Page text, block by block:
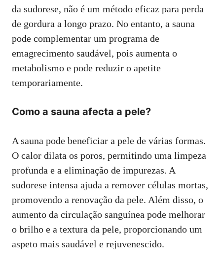
da sudorese, não é um método eficaz para perda
de gordura a longo prazo. No entanto, a sauna
pode complementar um programa de
emagrecimento saudável, pois aumenta o
metabolismo e pode reduzir o apetite
temporariamente.
Como a sauna afecta a pele?
A sauna pode beneficiar a pele de várias formas.
O calor dilata os poros, permitindo uma limpeza
profunda e a eliminação de impurezas. A
sudorese intensa ajuda a remover células mortas,
promovendo a renovação da pele. Além disso, o
aumento da circulação sanguínea pode melhorar
o brilho e a textura da pele, proporcionando um
aspeto mais saudável e rejuvenescido.